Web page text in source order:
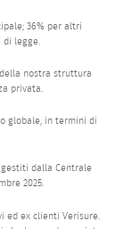
36% per altri
legge.
nostra struttura
privata.
globale, in termini di
dalla Centrale
2025.
ex clienti Verisure.